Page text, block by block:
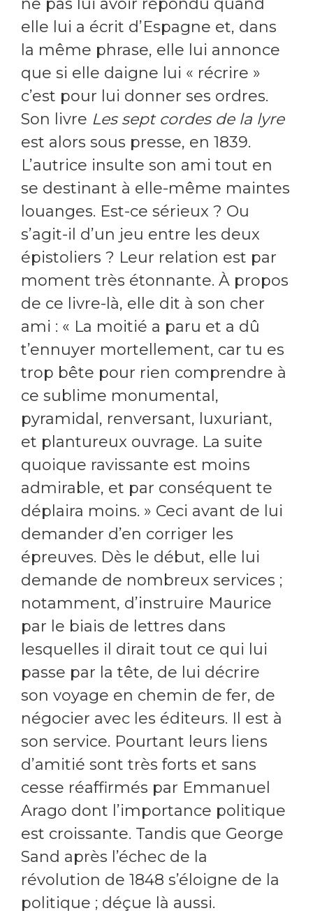
elle lui a écrit d’Espagne et, dans
la même phrase, elle lui annonce
que si elle daigne lui « récrire »
c’est pour lui donner ses ordres.
Son livre Les sept cordes de la lyre
est alors sous presse, en 1839.
L’autrice insulte son ami tout en
se destinant à elle-même maintes
louanges. Est-ce sérieux ? Ou
s’agit-il d’un jeu entre les deux
épistoliers ? Leur relation est par
moment très étonnante. À propos
de ce livre-là, elle dit à son cher
ami : « La moitié a paru et a dû
t’ennuyer mortellement, car tu es
trop bête pour rien comprendre à
ce sublime monumental,
pyramidal, renversant, luxuriant,
et plantureux ouvrage. La suite
quoique ravissante est moins
admirable, et par conséquent te
déplaira moins. » Ceci avant de lui
demander d’en corriger les
épreuves. Dès le début, elle lui
demande de nombreux services ;
notamment, d’instruire Maurice
par le biais de lettres dans
lesquelles il dirait tout ce qui lui
passe par la tête, de lui décrire
son voyage en chemin de fer, de
négocier avec les éditeurs. Il est à
son service. Pourtant leurs liens
d’amitié sont très forts et sans
cesse réaffirmés par Emmanuel
Arago dont l’importance politique
est croissante. Tandis que George
Sand après l’échec de la
révolution de 1848 s’éloigne de la
politique ; déçue là aussi.